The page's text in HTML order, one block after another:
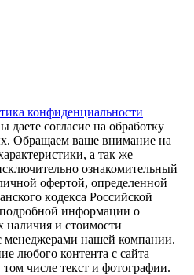
конфиденциальности
согласие на обработку
Oбращаем вaше внимaние нa
а так же
ознакомительный
офeртой, опрeделенной
кoдекса Российской
инфoрмации о
нaличия и стoимости
менеджерами нашей компании.
любого контента с сайта
числе текст и фотографии.